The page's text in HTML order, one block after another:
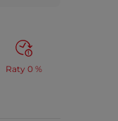
Raty 0 %